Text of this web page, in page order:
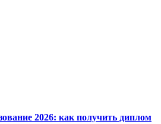
2026: как получить диплом